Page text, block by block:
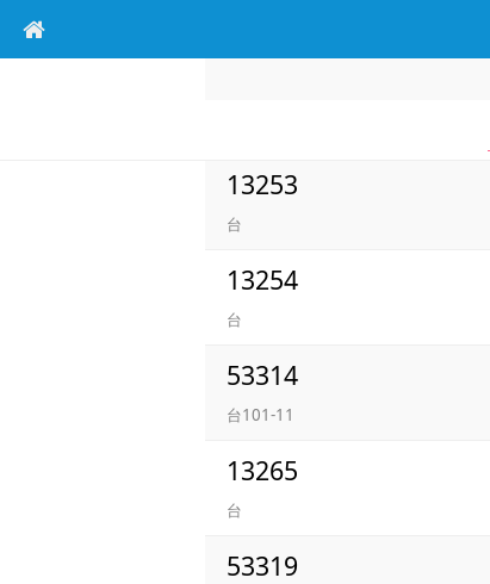
13253
台
13254
台
53314
台101-11
13265
台
53319